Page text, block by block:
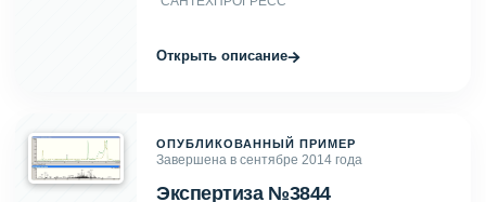
Открыть описание→
ОПУБЛИКОВАННЫЙ ПРИМЕР
Завершена в сентябре 2014 года
Экспертиза №3844